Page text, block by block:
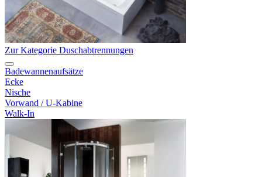
Zur Kategorie Duschabtrennungen
Badewannenaufsätze
Ecke
Nische
Vorwand / U-Kabine
Walk-In